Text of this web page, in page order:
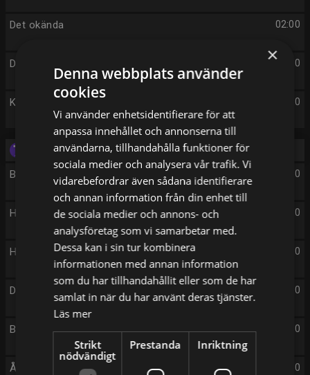
02:00
Det okända
03:00
Det okända
04:00
Kommissarie Dalgliesh
Tisdag 11/8
06:00
Beverly Hills 90210
07:00
Hundräddaren
07:30
Hundräddaren
08:00
Den stora matresan
09:00
Bytt är bytt
10:00
Återskaparna England
×
Denna webbplats använder
cookies
Vi använder enhetsidentifierare för att
anpassa innehållet och annonserna till
användarna, tillhandahålla funktioner för
sociala medier och analysera vår trafik. Vi
vidarebefordrar även sådana identifierare
och annan information från din enhet till
de sociala medier och annons- och
analysföretag som vi samarbetar med.
Dessa kan i sin tur kombinera
informationen med annan information
som du har tillhandahållit eller som de har
samlat in när du har använt deras tjänster.
Läs mer
Strikt
nödvändigt
Prestanda Inriktning